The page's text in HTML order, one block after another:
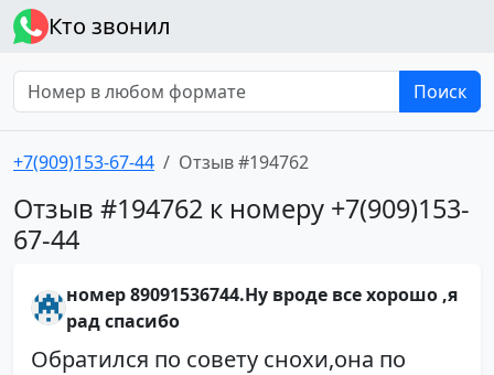
Кто звонил
Поиск
+7(909)153-67-44 Отзыв #194762
Отзыв #194762 к номеру +7(909)153-
67-44
номер 89091536744.Ну вроде все хорошо ,я
рад спасибо
Обратился по совету снохи,она по